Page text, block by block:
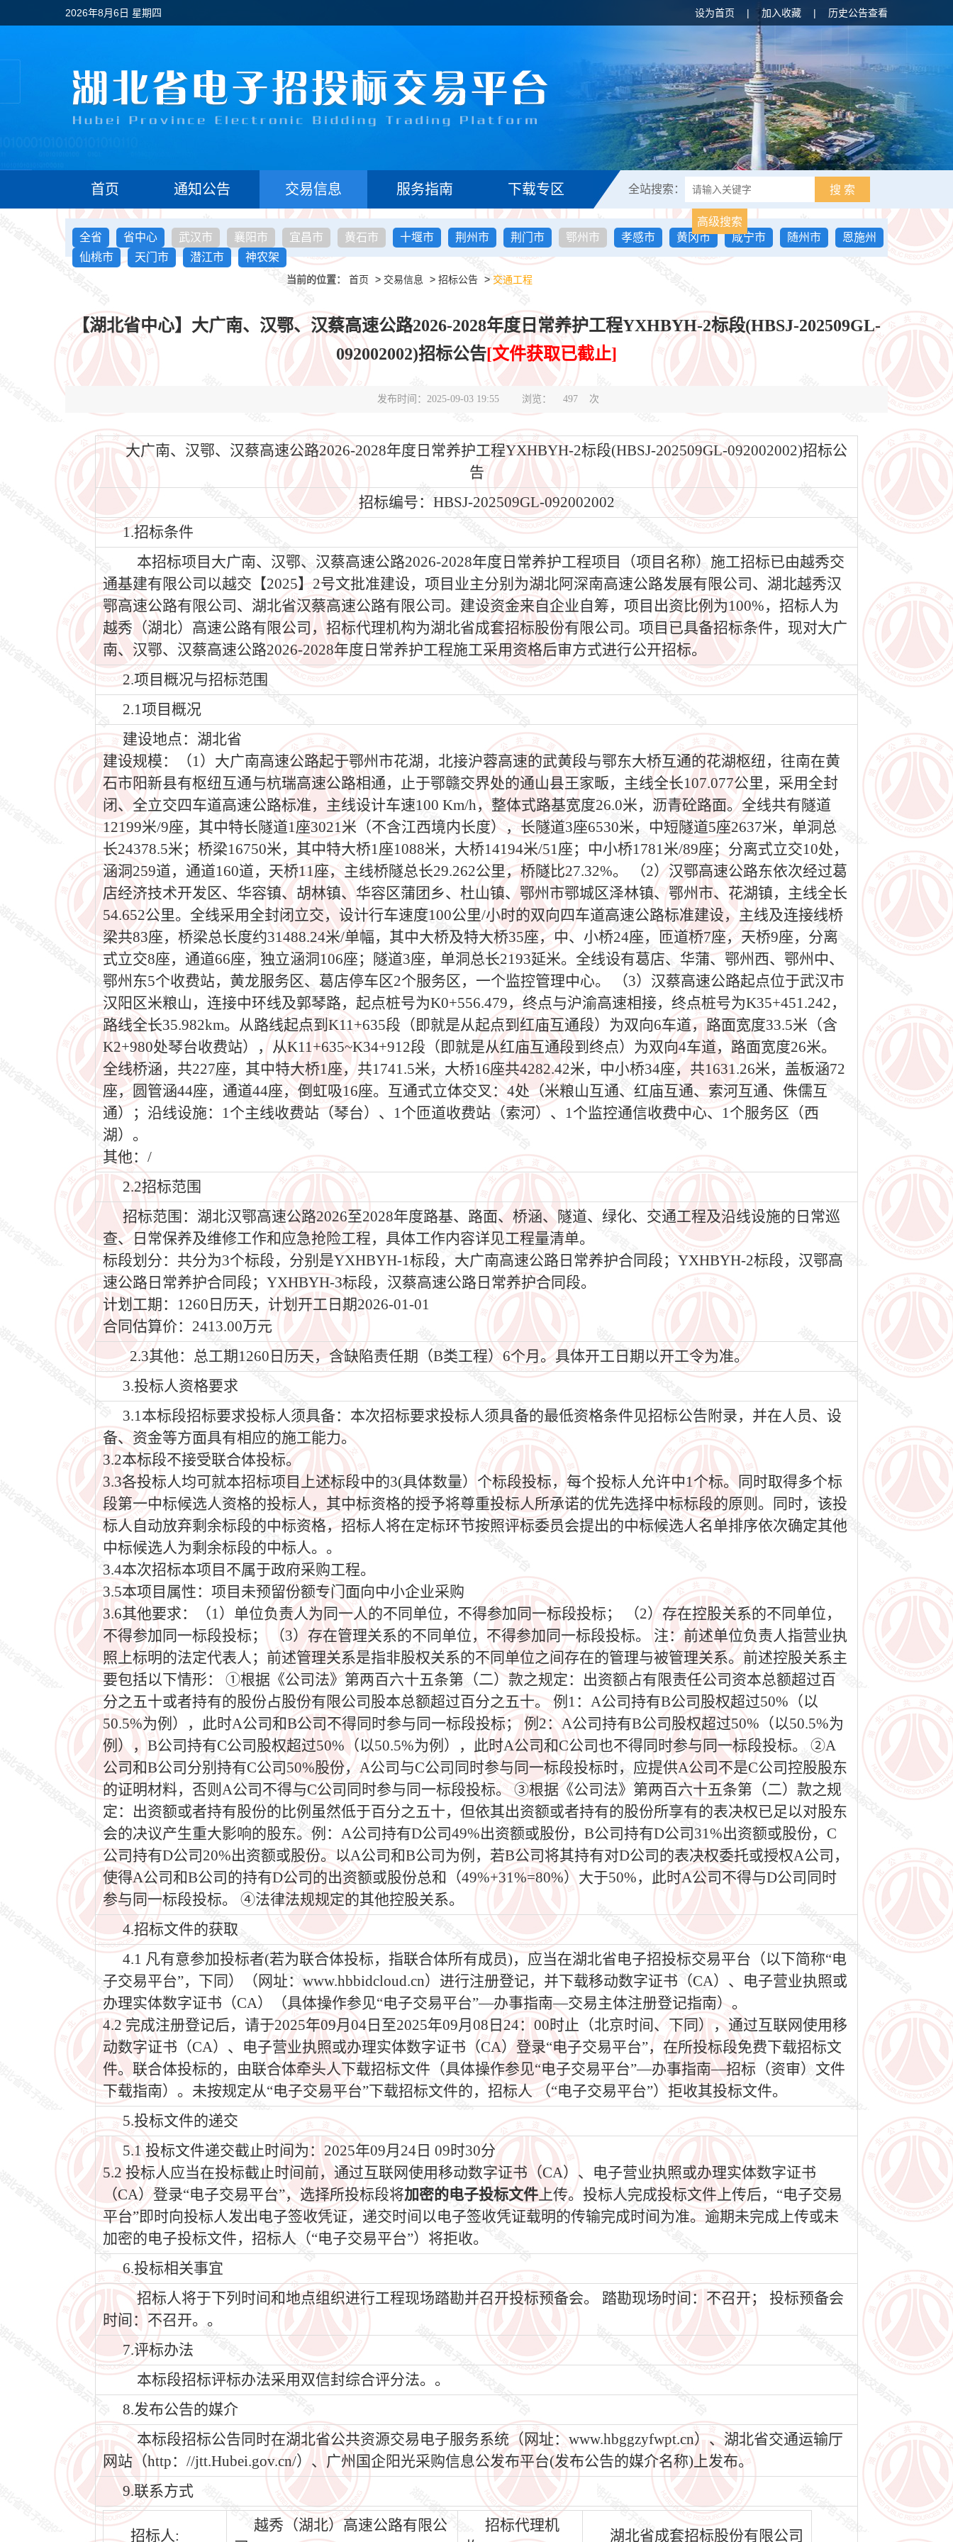
2026年8月6日 星期四 设为首页 | 加入收藏 | 历史公告查看
首页 通知公告 交易信息 服务指南 下载专区 全站搜索： 搜 索
高级搜索
全省
省中心 武汉市 襄阳市 宜昌市 黄石市 十堰市 荆州市 荆门市 鄂州市 孝感市 黄冈市 咸宁市 随州市
恩施州
仙桃市
天门市 潜江市 神农架
当前的位置： 首页 > 交易信息 > 招标公告 > 交通工程
【湖北省中心】大广南、汉鄂、汉蔡高速公路2026-2028年度日常养护工程YXHBYH-2标段(HBSJ-202509GL-
092002002)招标公告[文件获取已截止]
发布时间：2025-09-03 19:55 浏览： 497 次
大广南、汉鄂、汉蔡高速公路2026-2028年度日常养护工程YXHBYH-2标段(HBSJ-202509GL-092002002)招标公
告
招标编号：HBSJ-202509GL-092002002
1.招标条件
本招标项目大广南、汉鄂、汉蔡高速公路2026-2028年度日常养护工程项目（项目名称）施工招标已由越秀交
通基建有限公司以越交【2025】2号文批准建设，项目业主分别为湖北阿深南高速公路发展有限公司、湖北越秀汉
鄂高速公路有限公司、湖北省汉蔡高速公路有限公司。建设资金来自企业自筹，项目出资比例为100%，招标人为
越秀（湖北）高速公路有限公司，招标代理机构为湖北省成套招标股份有限公司。项目已具备招标条件，现对大广
南、汉鄂、汉蔡高速公路2026-2028年度日常养护工程施工采用资格后审方式进行公开招标。
2.项目概况与招标范围
2.1项目概况
建设地点：湖北省
建设规模：（1）大广南高速公路起于鄂州市花湖，北接沪蓉高速的武黄段与鄂东大桥互通的花湖枢纽，往南在黄
石市阳新县有枢纽互通与杭瑞高速公路相通，止于鄂赣交界处的通山县王家畈，主线全长107.077公里，采用全封
闭、全立交四车道高速公路标准，主线设计车速100 Km/h，整体式路基宽度26.0米，沥青砼路面。全线共有隧道
12199米/9座，其中特长隧道1座3021米（不含江西境内长度），长隧道3座6530米，中短隧道5座2637米，单洞总
长24378.5米；桥梁16750米，其中特大桥1座1088米，大桥14194米/51座；中小桥1781米/89座；分离式立交10处，
涵洞259道，通道160道，天桥11座，主线桥隧总长29.262公里，桥隧比27.32%。 （2）汉鄂高速公路东依次经过葛
店经济技术开发区、华容镇、胡林镇、华容区蒲团乡、杜山镇、鄂州市鄂城区泽林镇、鄂州市、花湖镇，主线全长
54.652公里。全线采用全封闭立交，设计行车速度100公里/小时的双向四车道高速公路标准建设，主线及连接线桥
梁共83座，桥梁总长度约31488.24米/单幅，其中大桥及特大桥35座，中、小桥24座，匝道桥7座，天桥9座，分离
式立交8座，通道66座，独立涵洞106座；隧道3座，单洞总长2193延米。全线设有葛店、华蒲、鄂州西、鄂州中、
鄂州东5个收费站，黄龙服务区、葛店停车区2个服务区，一个监控管理中心。 （3）汉蔡高速公路起点位于武汉市
汉阳区米粮山，连接中环线及郭琴路，起点桩号为K0+556.479，终点与沪渝高速相接，终点桩号为K35+451.242，
路线全长35.982km。从路线起点到K11+635段（即就是从起点到红庙互通段）为双向6车道，路面宽度33.5米（含
K2+980处琴台收费站），从K11+635~K34+912段（即就是从红庙互通段到终点）为双向4车道，路面宽度26米。
全线桥涵，共227座，其中特大桥1座，共1741.5米，大桥16座共4282.42米，中小桥34座，共1631.26米，盖板涵72
座，圆管涵44座，通道44座，倒虹吸16座。互通式立体交叉：4处（米粮山互通、红庙互通、索河互通、侏儒互
通）；沿线设施：1个主线收费站（琴台）、1个匝道收费站（索河）、1个监控通信收费中心、1个服务区（西
湖）。
其他：/
2.2招标范围
招标范围：湖北汉鄂高速公路2026至2028年度路基、路面、桥涵、隧道、绿化、交通工程及沿线设施的日常巡
查、日常保养及维修工作和应急抢险工程，具体工作内容详见工程量清单。
标段划分：共分为3个标段，分别是YXHBYH-1标段，大广南高速公路日常养护合同段；YXHBYH-2标段，汉鄂高
速公路日常养护合同段；YXHBYH-3标段，汉蔡高速公路日常养护合同段。
计划工期：1260日历天，计划开工日期2026-01-01
合同估算价：2413.00万元
2.3其他：总工期1260日历天，含缺陷责任期（B类工程）6个月。具体开工日期以开工令为准。
3.投标人资格要求
3.1本标段招标要求投标人须具备：本次招标要求投标人须具备的最低资格条件见招标公告附录，并在人员、设
备、资金等方面具有相应的施工能力。
3.2本标段不接受联合体投标。
3.3各投标人均可就本招标项目上述标段中的3(具体数量）个标段投标，每个投标人允许中1个标。同时取得多个标
段第一中标候选人资格的投标人，其中标资格的授予将尊重投标人所承诺的优先选择中标标段的原则。同时，该投
标人自动放弃剩余标段的中标资格，招标人将在定标环节按照评标委员会提出的中标候选人名单排序依次确定其他
中标候选人为剩余标段的中标人。。
3.4本次招标本项目不属于政府采购工程。
3.5本项目属性：项目未预留份额专门面向中小企业采购
3.6其他要求：（1）单位负责人为同一人的不同单位，不得参加同一标段投标； （2）存在控股关系的不同单位，
不得参加同一标段投标； （3）存在管理关系的不同单位，不得参加同一标段投标。 注：前述单位负责人指营业执
照上标明的法定代表人；前述管理关系是指非股权关系的不同单位之间存在的管理与被管理关系。前述控股关系主
要包括以下情形： ①根据《公司法》第两百六十五条第（二）款之规定：出资额占有限责任公司资本总额超过百
分之五十或者持有的股份占股份有限公司股本总额超过百分之五十。 例1：A公司持有B公司股权超过50%（以
50.5%为例），此时A公司和B公司不得同时参与同一标段投标； 例2：A公司持有B公司股权超过50%（以50.5%为
例），B公司持有C公司股权超过50%（以50.5%为例），此时A公司和C公司也不得同时参与同一标段投标。 ②A
公司和B公司分别持有C公司50%股份，A公司与C公司同时参与同一标段投标时，应提供A公司不是C公司控股股东
的证明材料，否则A公司不得与C公司同时参与同一标段投标。 ③根据《公司法》第两百六十五条第（二）款之规
定：出资额或者持有股份的比例虽然低于百分之五十，但依其出资额或者持有的股份所享有的表决权已足以对股东
会的决议产生重大影响的股东。例：A公司持有D公司49%出资额或股份，B公司持有D公司31%出资额或股份，C
公司持有D公司20%出资额或股份。以A公司和B公司为例，若B公司将其持有对D公司的表决权委托或授权A公司，
使得A公司和B公司的持有D公司的出资额或股份总和（49%+31%=80%）大于50%，此时A公司不得与D公司同时
参与同一标段投标。 ④法律法规规定的其他控股关系。
4.招标文件的获取
4.1 凡有意参加投标者(若为联合体投标，指联合体所有成员)，应当在湖北省电子招投标交易平台（以下简称“电
子交易平台”，下同）（网址：www.hbbidcloud.cn）进行注册登记，并下载移动数字证书（CA）、电子营业执照或
办理实体数字证书（CA）（具体操作参见“电子交易平台”—办事指南—交易主体注册登记指南）。
4.2 完成注册登记后，请于2025年09月04日至2025年09月08日24：00时止（北京时间、下同），通过互联网使用移
动数字证书（CA）、电子营业执照或办理实体数字证书（CA）登录“电子交易平台”，在所投标段免费下载招标文
件。联合体投标的，由联合体牵头人下载招标文件（具体操作参见“电子交易平台”—办事指南—招标（资审）文件
下载指南）。未按规定从“电子交易平台”下载招标文件的，招标人 （“电子交易平台”）拒收其投标文件。
5.投标文件的递交
5.1 投标文件递交截止时间为：2025年09月24日 09时30分
5.2 投标人应当在投标截止时间前，通过互联网使用移动数字证书（CA）、电子营业执照或办理实体数字证书
（CA）登录“电子交易平台”，选择所投标段将加密的电子投标文件 上传。投标人完成投标文件上传后，“电子交易
平台”即时向投标人发出电子签收凭证，递交时间以电子签收凭证载明的传输完成时间为准。逾期未完成上传或未
加密的电子投标文件，招标人（“电子交易平台”）将拒收。
6.投标相关事宜
招标人将于下列时间和地点组织进行工程现场踏勘并召开投标预备会。 踏勘现场时间：不召开； 投标预备会
时间：不召开。。
7.评标办法
本标段招标评标办法采用双信封综合评分法。。
8.发布公告的媒介
本标段招标公告同时在湖北省公共资源交易电子服务系统（网址：www.hbggzyfwpt.cn）、湖北省交通运输厅
网站（http：//jtt.Hubei.gov.cn/）、广州国企阳光采购信息公发布平台(发布公告的媒介名称)上发布。
9.联系方式
招标人:
越秀（湖北）高速公路有限公
招标代理机
湖北省成套招标股份有限公司